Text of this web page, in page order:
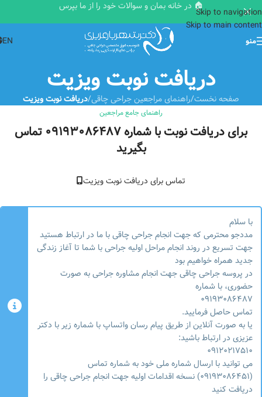
Skip to navigation
Skip to main content
🏠 در خانه بمان و سوالات خود را از ما بپرس
منو EN
دریافت نوبت ویزیت
صفحه نخست/راهنمای مراجعین جراحی چاقی/دریافت نوبت ویزیت
راهنمای جامع مراجعین
برای دریافت نوبت با شماره ۰۹۱۹۳۰۸۶۴۸۷ تماس
بگیرید
تماس برای دریافت نوبت ویزیت
با سلام
مددجو محترمی که جهت انجام جراحی چاقی با ما در ارتباط هستید
جهت تسریع در روند انجام مراحل اولیه جراحی با شما تا آغاز زندگی
جدید همراه خواهیم بود
در پروسه جراحی چاقی جهت انجام مشاوره جراحی به صورت
حضوری، با شماره
۰۹۱۹۳۰۸۶۴۸۷
تماس حاصل فرمایید.
یا به صورت آنلاین از طریق پیام رسان واتساپ با شماره زیر با دکتر
عزیزی در ارتباط باشید:
۰۹۱۲۰۲۱۷۵۱۰
می توانید با ارسال شماره ملی خود به شماره تماس
(۰۹۱۹۳۰۸۶۴۵۱) نسخه اقدامات اولیه جهت انجام جراحی چاقی را
دریافت کنید